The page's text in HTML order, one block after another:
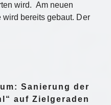
wird. Am neuen
bereits gebaut. Der
Sanierung der
auf Zielgeraden